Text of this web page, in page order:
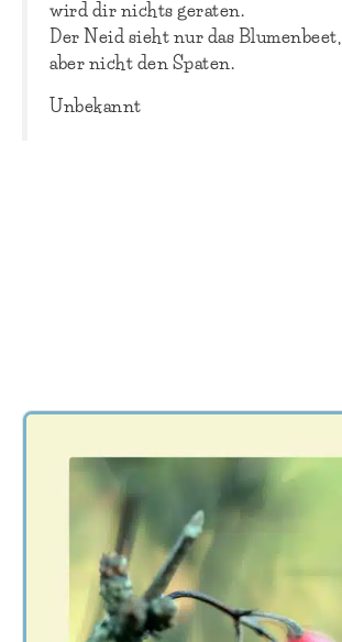
wird dir nichts geraten.
Der Neid sieht nur das Blumenbeet,
aber nicht den Spaten.
Unbekannt